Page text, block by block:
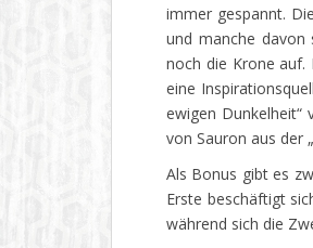
immer gespannt.
und manche davon
noch die Krone auf.
eine
ewigen Dunkelheit“
von Sauron aus der
Als Bonus gibt es
Erste beschäftigt
während sich die